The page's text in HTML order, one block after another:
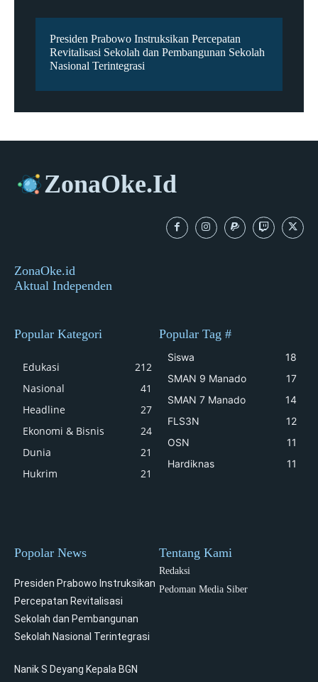
Presiden Prabowo Instruksikan Percepatan
Revitalisasi Sekolah dan Pembangunan Sekolah
Nasional Terintegrasi
ZonaOke.Id
ZonaOke.id
Aktual Independen
Popular Kategori
Edukasi
212
Nasional
41
Headline
27
Ekonomi & Bisnis
24
Dunia
21
Hukrim
21
Popular Tag #
Siswa
18
SMAN 9 Manado
17
SMAN 7 Manado
14
FLS3N
12
OSN
11
Hardiknas
11
Popolar News
Presiden Prabowo Instruksikan
Percepatan Revitalisasi
Sekolah dan Pembangunan
Sekolah Nasional Terintegrasi
Nanik S Deyang Kepala BGN
Tentang Kami
Redaksi
Pedoman Media Siber